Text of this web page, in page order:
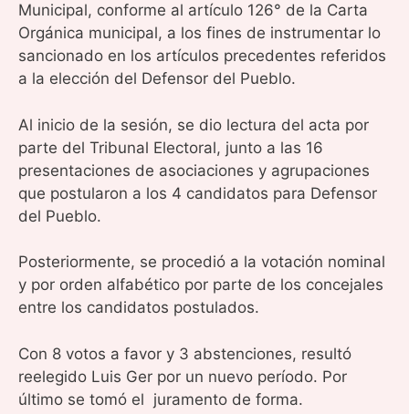
Municipal, conforme al artículo 126° de la Carta
Orgánica municipal, a los fines de instrumentar lo
sancionado en los artículos precedentes referidos
a la elección del Defensor del Pueblo.
Al inicio de la sesión, se dio lectura del acta por
parte del Tribunal Electoral, junto a las 16
presentaciones de asociaciones y agrupaciones
que postularon a los 4 candidatos para Defensor
del Pueblo.
Posteriormente, se procedió a la votación nominal
y por orden alfabético por parte de los concejales
entre los candidatos postulados.
Con 8 votos a favor y 3 abstenciones, resultó
reelegido Luis Ger por un nuevo período. Por
último se tomó el juramento de forma.